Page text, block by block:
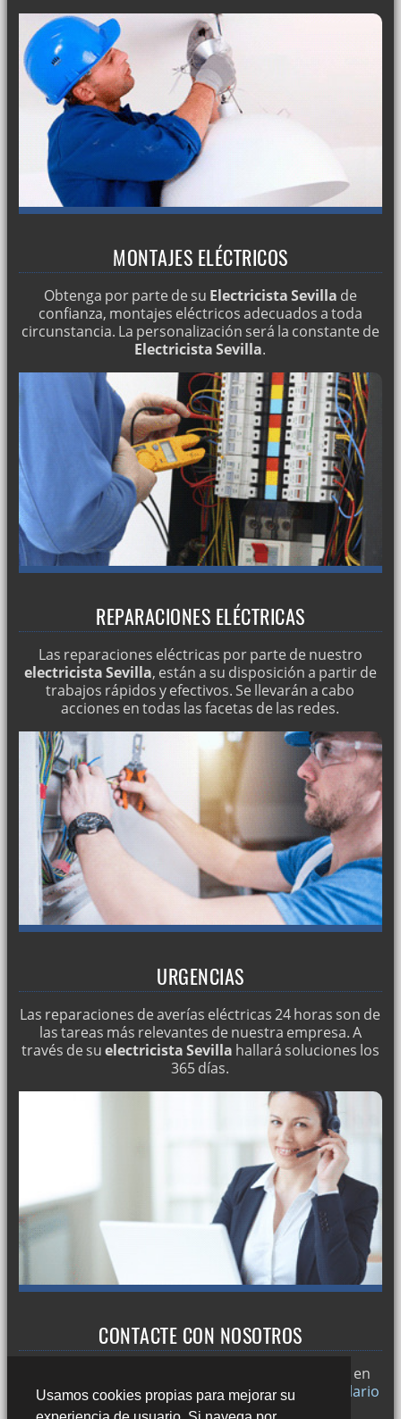
Usamos cookies propias para mejorar su
MONTAJES ELÉCTRICOS
Obtenga por parte de su Electricista Sevilla de
confianza, montajes eléctricos adecuados a toda
circunstancia. La personalización será la constante de
Electricista Sevilla.
REPARACIONES ELÉCTRICAS
Las reparaciones eléctricas por parte de nuestro
electricista Sevilla, están a su disposición a partir de
trabajos rápidos y efectivos. Se llevarán a cabo
acciones en todas las facetas de las redes.
URGENCIAS
Las reparaciones de averías eléctricas 24 horas son de
las tareas más relevantes de nuestra empresa. A
través de suelectricista Sevilla hallará soluciones los
365 días.
CONTACTE CON NOSOTROS
y si desea puede ponerse en
contacto con nosotros a través de nuestro
formulario
de contacto o llamándonos al: